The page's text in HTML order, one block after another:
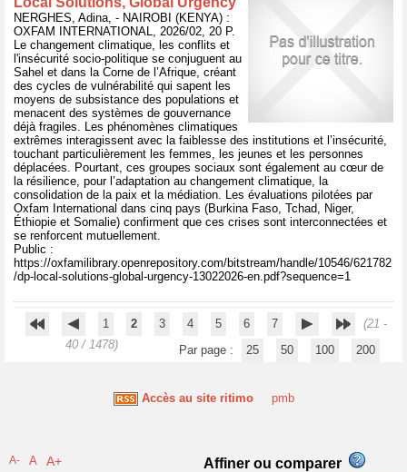
NERGHES, Adina, - NAIROBI (KENYA) :
OXFAM INTERNATIONAL, 2026/02, 20 P.
Le changement climatique, les conflits et
l'insécurité socio-politique se conjuguent au
Sahel et dans la Corne de l’Afrique, créant
des cycles de vulnérabilité qui sapent les
moyens de subsistance des populations et
menacent des systèmes de gouvernance
déjà fragiles. Les phénomènes climatiques
extrêmes interagissent avec la faiblesse des institutions et l’insécurité,
touchant particulièrement les femmes, les jeunes et les personnes
déplacées. Pourtant, ces groupes sociaux sont également au cœur de
la résilience, pour l’adaptation au changement climatique, la
consolidation de la paix et la médiation. Les évaluations pilotées par
Oxfam International dans cinq pays (Burkina Faso, Tchad, Niger,
Éthiopie et Somalie) confirment que ces crises sont interconnectées et
se renforcent mutuellement.
Public :
https://oxfamilibrary.openrepository.com/bitstream/handle/10546/621782
/dp-local-solutions-global-urgency-13022026-en.pdf?sequence=1
1 2 3 4 5 6 7
(21 -
40 / 1478)
Par page : 25 50 100 200
Accès au site ritimo pmb
A- A A+ Affiner ou comparer